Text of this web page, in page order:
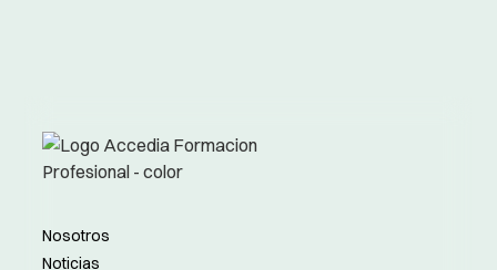
Nosotros
Noticias